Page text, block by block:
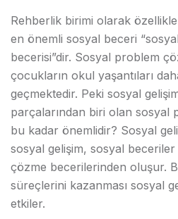
Rehberlik birimi olarak
en önemli sosyal beceri
becerisi”dir. Sosyal problem
çocukların okul yaşantıları
geçmektedir. Peki sosyal
parçalarından biri olan sosyal
bu kadar önemlidir? Sosyal
sosyal gelişim, sosyal
çözme becerilerinden oluşur.
süreçlerini kazanması sosyal
etkiler.